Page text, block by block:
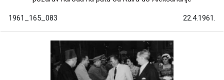
1961_165_083 22.4.1961.